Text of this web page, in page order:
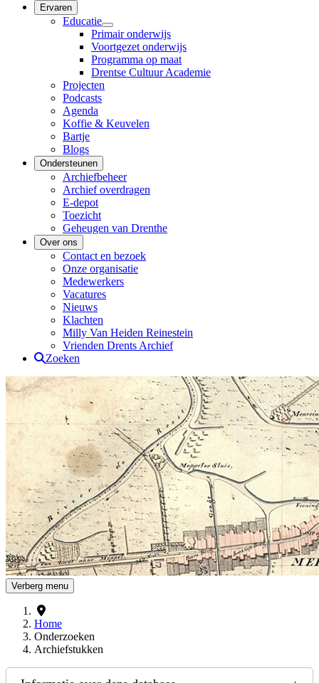
Ervaren
Educatie
Primair onderwijs
Voortgezet onderwijs
Programma op maat
Drentse Cultuur Academie
Projecten
Podcasts
Agenda
Koffie & Keuvelen
Bartje
Blogs
Ondersteunen
Archiefbeheer
Archief overdragen
E-depot
Toezicht
Geheugen van Drenthe
Over ons
Contact en bezoek
Onze organisatie
Medewerkers
Vacatures
Nieuws
Klachten
Milly Van Heiden Reinestein
Vrienden Drents Archief
Zoeken
Drents Archief
Verberg menu
Home
Onderzoeken
Archiefstukken